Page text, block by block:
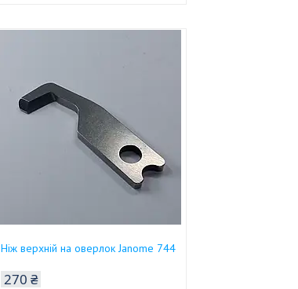
Ніж верхній на оверлок Janome 744
270 ₴